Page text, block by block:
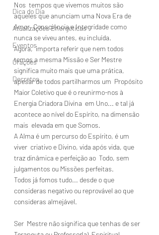
Dica do Dia
Atualizações Energéticas
Eventos
Orações
Decretos
Nos  tempos que vivemos muitos são
aqueles que anunciam uma Nova Era de
Amor, Consciência e Integridade como
nunca se viveu antes, eu incluída.
Agora,  importa referir que nem todos
temos a mesma Missão e Ser Mestre
significa muito mais que uma prática,
apesar de todos partilharmos um  Propósito
Maior Coletivo que é o reunirmo-nos à
Energia Criadora Divina  em Uno... e tal já
acontece ao nível do Espírito, na dimensão
mais  elevada em que Somos.
A Alma é um percurso do Espírito, é um
viver  criativo e Divino, vida após vida, que
traz dinâmica e perfeição ao  Todo, sem
julgamentos ou Missões perfeitas.
Todos já fomos tudo... desde o que
consideras negativo ou reprovável ao que
consideras almejável.
Ser  Mestre não significa que tenhas de ser